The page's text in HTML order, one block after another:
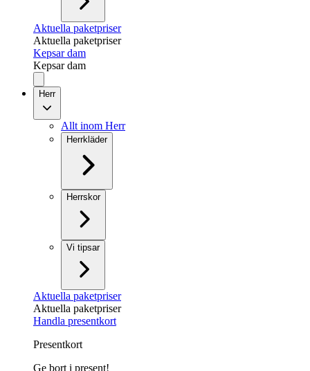
Aktuella paketpriser
Aktuella paketpriser
Kepsar dam
Kepsar dam
Herr
Allt inom Herr
Herrkläder
Herrskor
Vi tipsar
Aktuella paketpriser
Aktuella paketpriser
Handla presentkort
Presentkort
Ge bort i present!